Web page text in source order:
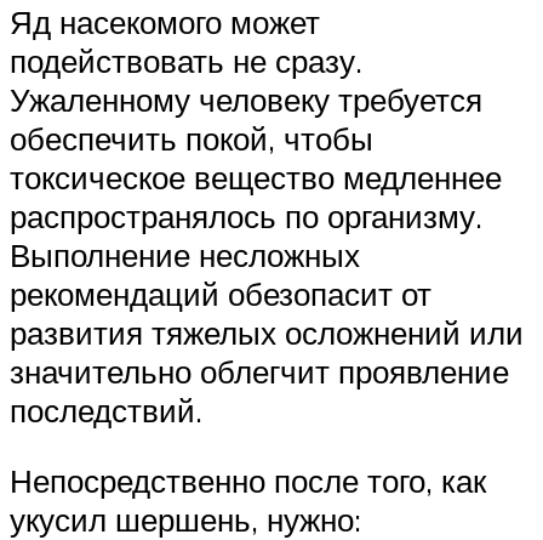
Яд насекомого может
подействовать не сразу.
Ужаленному человеку требуется
обеспечить покой, чтобы
токсическое вещество медленнее
распространялось по организму.
Выполнение несложных
рекомендаций обезопасит от
развития тяжелых осложнений или
значительно облегчит проявление
последствий.
Непосредственно после того, как
укусил шершень, нужно: